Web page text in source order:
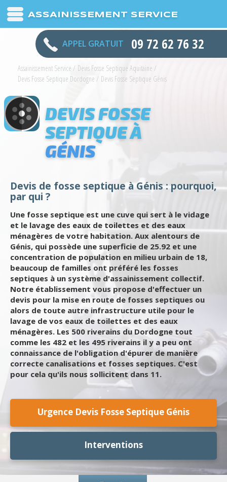
ASSAINISSEMENT SERVICE
APPEL GRATUIT 09 72 62 76 32
Assainissement Service / Devis Fosse Septique Aquitaine /
Devis Fosse Septique Dordogne / Devis Fosse Septique Génis
DEVIS FOSSE
SEPTIQUE À
GÉNIS
Devis de fosse septique à Génis : pourquoi,
par qui ?
Une fosse septique est une cuve qui sert à le vidage
et le lavage des eaux de toilettes et des eaux
ménagères de votre habitation. Aux alentours de
Génis, qui possède une superficie de 25.92 et une
concentration de population en milieu urbain de 18,
beaucoup de familles ont préféré les fosses
septiques à un système d'assainissement collectif.
Notre établissement vous propose d'effectuer un
devis pour la mise en route de fosses septiques ou
alors de toute autre infrastructure utile pour le
lavage de vos eaux de toilettes et des eaux
ménagères. Les 500 riverains du Dordogne tout
comme les 482 et les 495 riverains il y a peu ont
connaissance de l'obligation d'épurer de manière
correcte canalisations et fosses septiques. C'est
pour cela qu'ils nous sollicitent dans 11.
Urgence Devis Fosse Septique Génis
Interventions